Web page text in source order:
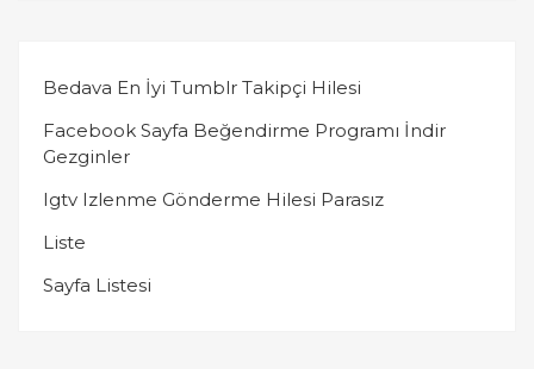
Bedava En İyi Tumblr Takipçi Hilesi
Facebook Sayfa Beğendirme Programı İndir
Gezginler
Igtv Izlenme Gönderme Hilesi Parasız
Liste
Sayfa Listesi